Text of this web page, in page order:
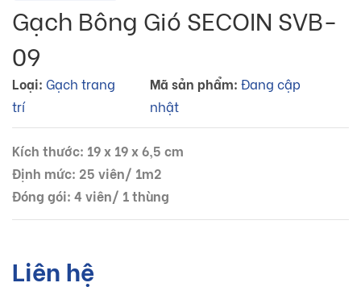
Gạch Bông Gió SECOIN SVB-
09
Loại: Gạch trang
trí
Mã sản phẩm: Đang cập
nhật
Kích thước: 19 x 19 x 6,5 cm
Định mức: 25 viên/ 1m2
Đóng gói: 4 viên/ 1 thùng
Liên hệ